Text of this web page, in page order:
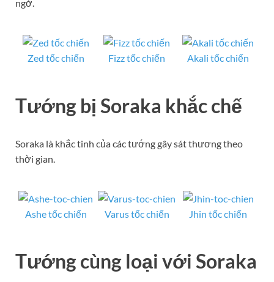
ngờ.
Zed tốc chiến Fizz tốc chiến Akali tốc chiến
Tướng bị Soraka khắc chế
Soraka là khắc tinh của các tướng gây sát thương theo
thời gian.
Ashe tốc chiến Varus tốc chiến Jhin tốc chiến
Tướng cùng loại với Soraka